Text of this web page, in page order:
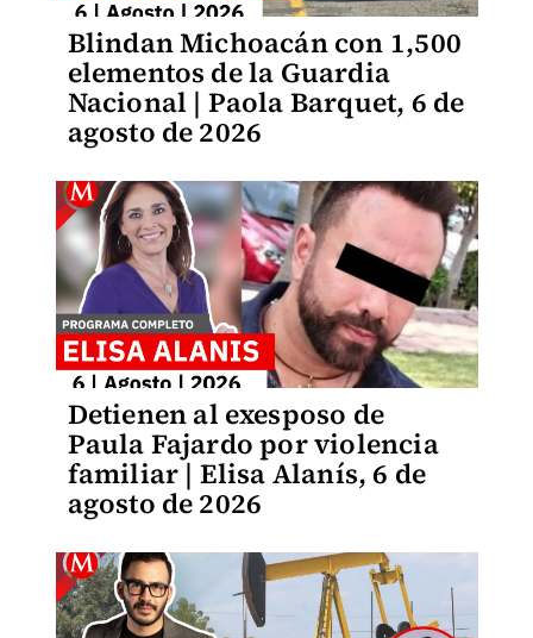
Blindan Michoacán con 1,500
elementos de la Guardia
Nacional | Paola Barquet, 6 de
agosto de 2026
Detienen al exesposo de
Paula Fajardo por violencia
familiar | Elisa Alanís, 6 de
agosto de 2026